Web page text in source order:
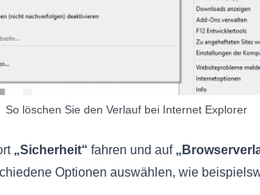
So löschen Sie den Verlauf bei Internet Explorer
„Sicherheit“ fahren und auf
Optionen auswählen, wie